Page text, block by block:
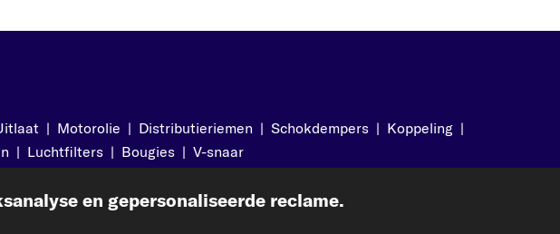
| Motorolie | Distributieriemen | Schokdempers | Koppeling |
| Luchtfilters | Bougies | V-snaar
en gepersonaliseerde reclame.